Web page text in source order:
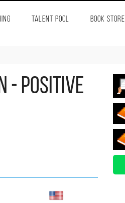
TALENT POOL BOOK STORE